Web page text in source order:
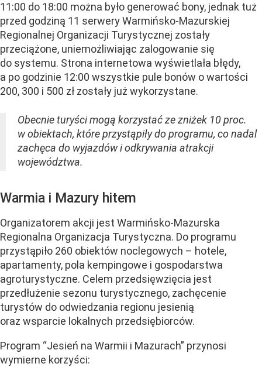
11:00 do 18:00 można było generować bony, jednak tuż
przed godziną 11 serwery Warmińsko-Mazurskiej
Regionalnej Organizacji Turystycznej zostały
przeciążone, uniemożliwiając zalogowanie się
do systemu. Strona internetowa wyświetlała błędy,
a po godzinie 12:00 wszystkie pule bonów o wartości
200, 300 i 500 zł zostały już wykorzystane.
Obecnie turyści mogą korzystać ze zniżek 10 proc.
w obiektach, które przystąpiły do programu, co nadal
zachęca do wyjazdów i odkrywania atrakcji
województwa.
Warmia i Mazury hitem
Organizatorem akcji jest Warmińsko-Mazurska
Regionalna Organizacja Turystyczna. Do programu
przystąpiło 260 obiektów noclegowych – hotele,
apartamenty, pola kempingowe i gospodarstwa
agroturystyczne. Celem przedsięwzięcia jest
przedłużenie sezonu turystycznego, zachęcenie
turystów do odwiedzania regionu jesienią
oraz wsparcie lokalnych przedsiębiorców.
Program “Jesień na Warmii i Mazurach” przynosi
wymierne korzyści: